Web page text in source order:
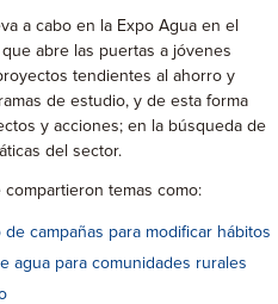
a cabo en la Expo Agua en el
abre las puertas a jóvenes
tendientes al ahorro y
de estudio, y de esta forma
y acciones; en la búsqueda de
del sector.
temas como:
campañas para modificar hábitos
agua para comunidades rurales